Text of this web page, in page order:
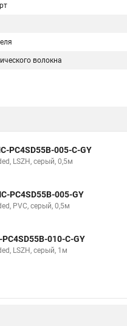
волокна
PC4SD55B-005-C-GY
LSZH, серый, 0,5м
PC4SD55B-005-GY
PVC, серый, 0,5м
010-C-GY
LSZH, серый, 1м